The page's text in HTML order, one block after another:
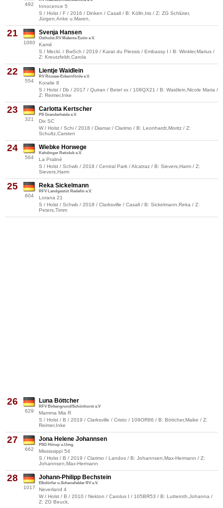
492
Innocence 5
S / Holst / F / 2016 / Dinken / Casall / B: Kölln,Iris / Z: ZG Schlüter,
Jürgen,Anke u.Maren,
21
1060
Svenja Hansen
Ostholst.RV Malente Eutin e.V.
Kamé
S / Meckl. / BwSch / 2019 / Karat du Plessis / Embassy I / B: Winkler,Marius /
Z: Kreutzfeldt,Carola
22
554
Lientje Waidlein
RV Rossee-Eckernförde e.V.
Koralie 8
S / Holst / Db / 2017 / Quiran / Betel xx / 108QX21 / B: Waidlein,Nicole Maria /
Z: Reimer,Inke
23
321
Carlotta Kertscher
PS Granderheide e.V.
Dix SC
W / Holst / Schi / 2018 / Diamar / Clarimo / B: Leonhardt,Moritz / Z:
Schultz,Carsten
24
564
Wiebke Horwege
Kehdinger Reitclub e.V.
La Praliné
S / Holst / Schwb / 2018 / Central Park / Alcatraz / B: Sievers,Harm / Z:
Sievers,Harm
25
604
Reka Sickelmann
RFV Landgestüt Redefin e.V.
Lorana 21
S / Holst / Schwb / 2018 / Clarksville / Casall / B: Sickelmann,Reka / Z:
Peters,Timm
26
629
Luna Böttcher
RFV Birkengrund/Schönhorst e.V
Mamma Mia R
S / Holst / B / 2019 / Clarksville / Cristo / 109OR86 / B: Böttcher,Maike / Z:
Reimer,Inke
27
662
Jona Helene Johannsen
PSG Hörup u.Umg.
Mississippi 54
S / Holst / B / 2019 / Clarimo / Landos / B: Johannsen,Max-Hermann / Z:
Johannsen,Max-Hermann
28
1017
Johann-Philipp Bechstein
Elbdörfer u.Schenefelder RV e.V.
Neverland 4
W / Holst / B / 2010 / Nekton / Carolus I / 105BR53 / B: Lutteroth,Johanna /
Z: ZG Beuck,